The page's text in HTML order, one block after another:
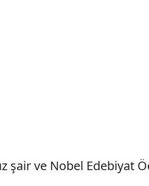
şair ve Nobel Edebiyat